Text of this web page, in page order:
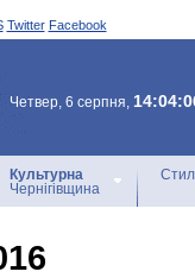
Twitter Facebook
Четвер, 6 серпня,
Культурна
Чернігівщина